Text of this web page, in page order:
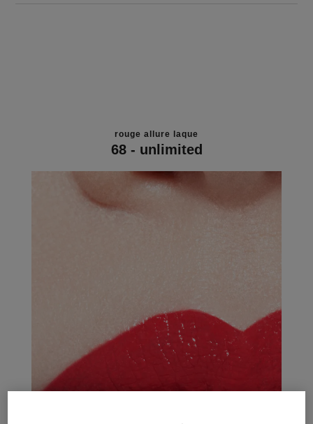
rouge allure laque
68 - unlimited